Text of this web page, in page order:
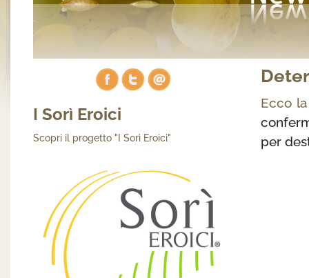
I Sorì Eroici
Scopri il progetto "I Sorì Eroici"
Ecco
per